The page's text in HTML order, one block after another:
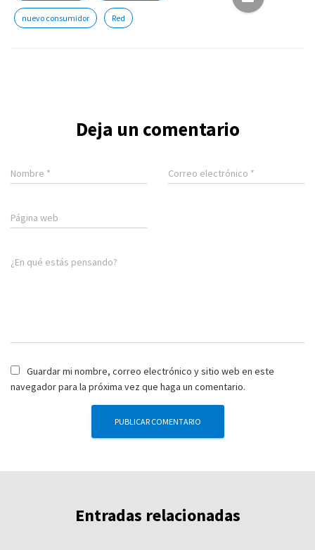
nuevo consumidor Red
Deja un comentario
Nombre * Correo electrónico *
Página web
¿En qué estás pensando?
Guardar mi nombre, correo electrónico y sitio web en este
navegador para la próxima vez que haga un comentario.
Entradas relacionadas